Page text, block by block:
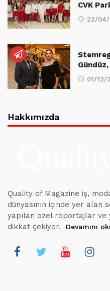
CVK
22/
01/12/
Hakkımızda
Quality of Magazine iş,
dünyasının içinde yer alan
yapılan özel röportajlar
dikkat çekiyor.
Devamını